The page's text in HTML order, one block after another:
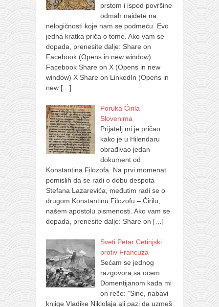
prstom i ispod površine
odmah naiđete na
nelogičnosti koje nam se podmeću. Evo
jedna kratka priča o tome. Ako vam se
dopada, prenesite dalje: Share on
Facebook (Opens in new window)
Facebook Share on X (Opens in new
window) X Share on LinkedIn (Opens in
new […]
Poruka Ćirila
Slovenima
Prijatelj mi je pričao
kako je u Hilendaru
obrađivao jedan
dokument od
Konstantina Filozofa. Na prvi momenat
pomislih da se radi o dobu despota
Stefana Lazarevića, međutim radi se o
drugom Konstantinu Filozofu – Ćirilu,
našem apostolu pismenosti. Ako vam se
dopada, prenesite dalje: Share on […]
Sveti Petar Cetinjski
protiv Francuza
Sećam se jednog
razgovora sa ocem
Domentijanom kada mi
on reče: ”Sine, nabavi
knjige Vladike Niklolaja ali pazi da uzmeš